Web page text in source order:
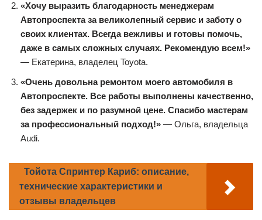
«Хочу выразить благодарность менеджерам
Автопроспекта за великолепный сервис и заботу о
своих клиентах. Всегда вежливы и готовы помочь,
даже в самых сложных случаях. Рекомендую всем!»
— Екатерина, владелец Toyota.
«Очень довольна ремонтом моего автомобиля в
Автопроспекте. Все работы выполнены качественно,
без задержек и по разумной цене. Спасибо мастерам
за профессиональный подход!» — Ольга, владельца
Audi.
Тойота Спринтер Кариб: описание,
технические характеристики и
отзывы владельцев